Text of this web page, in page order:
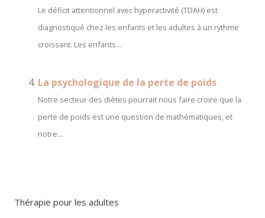
Le déficit attentionnel avec hyperactivité (TDAH) est
diagnostiqué chez les enfants et les adultes à un rythme
croissant. Les enfants...
La psychologique de la perte de poids
Notre secteur des diètes pourrait nous faire croire que la
perte de poids est une question de mathématiques, et
notre...
Thérapie pour les adultes